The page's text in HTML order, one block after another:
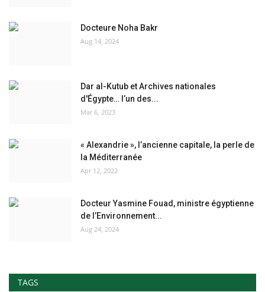
Docteure Noha Bakr
Aug 14, 2024
Dar al-Kutub et Archives nationales
d'Égypte… l’un des...
Mar 6, 2023
« Alexandrie », l’ancienne capitale, la perle de
la Méditerranée
Apr 12, 2022
Docteur Yasmine Fouad, ministre égyptienne
de l’Environnement...
Aug 24, 2024
TAGS